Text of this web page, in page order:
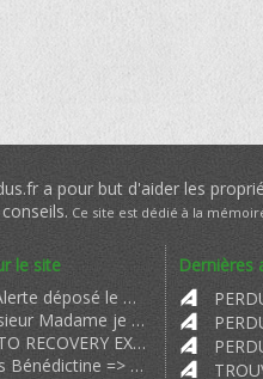
a pour but d'aider les
Ce site est dédié à la
le site
Tyssia => RETROUVE! Alerte déposé le Mercredi 22 Aout 2018 RETROUVE RETROUVE
Oullal => Bonjour Monsieur Madame je me présente à vous. Je suis Madame Oull
JENNIFER => MY CRYPTO RECOVERY EXPERIENCE 2024 WARNING: Scammers BEWARE! I'm abou
Soeur Marie des Neiges Bénédictine => Nous venons de trouver un chat semblable au vôtre. Sa photo est sur p
Dernières